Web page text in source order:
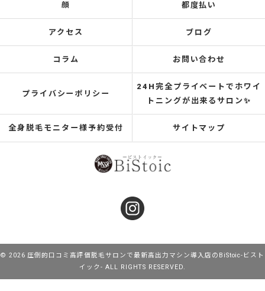
顔 都度払い
アクセス ブログ
コラム お問い合わせ
プライバシーポリシー
24H完全プライベートでホワイ
トニングが出来るサロン✨
全身脱毛モニター様予約受付 サイトマップ
© 2026 圧倒的口コミ高評価脱毛サロンで最新高出力マシン導入店のBiStoic-ビスト
イック- ALL RIGHTS RESERVED.